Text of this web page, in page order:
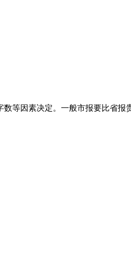
等因素决定。一般市报要比省